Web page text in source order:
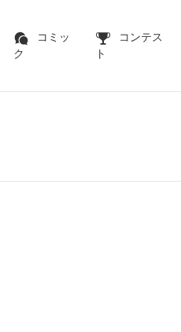
コミッ
ク
コンテス
ト